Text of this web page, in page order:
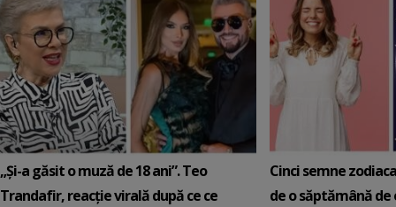
„Și-a găsit o muză de 18 ani”. Teo
Trandafir, reacție virală după ce ce
Cinci semne
de o săptămână de